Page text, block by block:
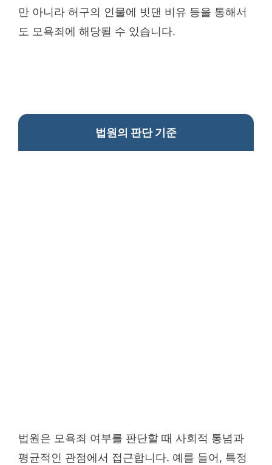
만 아니라 허구의 인물에 빗댄 비유 등을 통해서
도 모욕죄에 해당될 수 있습니다.
법원의 판단 기준
법원은 모욕죄 여부를 판단할 때 사회적 통념과
평균적인 관점에서 접근합니다. 예를 들어, 특정